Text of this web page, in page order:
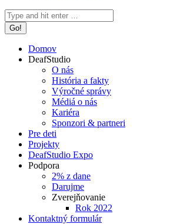
Search:
Domov
DeafStudio
O nás
História a fakty
Výročné správy
Médiá o nás
Kariéra
Sponzori & partneri
Pre deti
Projekty
DeafStudio Expo
Podpora
2% z dane
Darujme
Zverejňovanie
Rok 2022
Kontaktný formulár